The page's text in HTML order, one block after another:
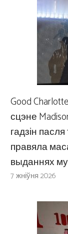
Good
сцэне
гадзін
правяла
выданнях
7 жніўня 2026